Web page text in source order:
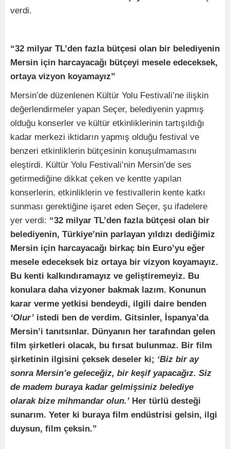
verdi.
“32 milyar TL’den fazla bütçesi olan bir belediyenin
Mersin için harcayacağı bütçeyi mesele edeceksek,
ortaya vizyon koyamayız”
Mersin’de düzenlenen Kültür Yolu Festivali’ne ilişkin
değerlendirmeler yapan Seçer, belediyenin yapmış
olduğu konserler ve kültür etkinliklerinin tartışıldığı
kadar merkezi iktidarın yapmış olduğu festival ve
benzeri etkinliklerin bütçesinin konuşulmamasını
eleştirdi. Kültür Yolu Festivali’nin Mersin’de ses
getirmediğine dikkat çeken ve kentte yapılan
konserlerin, etkinliklerin ve festivallerin kente katkı
sunması gerektiğine işaret eden Seçer, şu ifadelere
yer verdi: “32 milyar TL’den fazla bütçesi olan bir
belediyenin, Türkiye’nin parlayan yıldızı dediğimiz
Mersin için harcayacağı birkaç bin Euro’yu eğer
mesele edeceksek biz ortaya bir vizyon koyamayız.
Bu kenti kalkındıramayız ve geliştiremeyiz. Bu
konulara daha vizyoner bakmak lazım. Konunun
karar verme yetkisi bendeydi, ilgili daire benden
‘Olur’ istedi ben de verdim. Gitsinler, İspanya’da
Mersin’i tanıtsınlar. Dünyanın her tarafından gelen
film şirketleri olacak, bu fırsat bulunmaz. Bir film
şirketinin ilgisini çeksek deseler ki; ‘Biz bir ay
sonra Mersin’e geleceğiz, bir keşif yapacağız. Siz
de madem buraya kadar gelmişsiniz belediye
olarak bize mihmandar olun.’ Her türlü desteği
sunarım. Yeter ki buraya film endüstrisi gelsin, ilgi
duysun, film çeksin.”